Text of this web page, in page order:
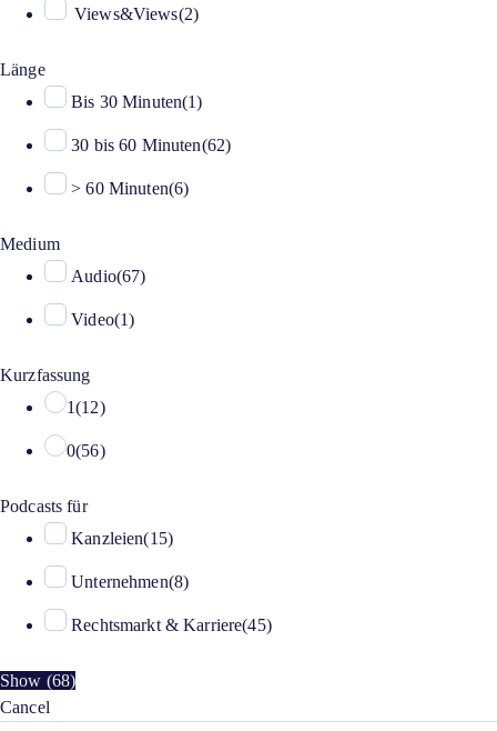
Views&Views(2)
Länge
Bis 30 Minuten(1)
30 bis 60 Minuten(62)
> 60 Minuten(6)
Medium
Audio(67)
Video(1)
Kurzfassung
1(12)
0(56)
Podcasts für
Kanzleien(15)
Unternehmen(8)
Rechtsmarkt & Karriere(45)
Show (68)
Cancel